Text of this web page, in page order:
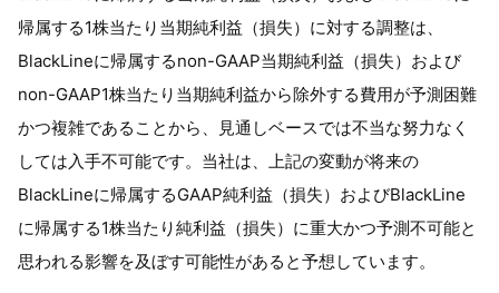
帰属する1株当たり当期純利益（損失）に対する調整は、
BlackLineに帰属するnon-GAAP当期純利益（損失）および
non-GAAP1株当たり当期純利益から除外する費用が予測困難
かつ複雑であることから、見通しベースでは不当な努力なく
しては入手不可能です。当社は、上記の変動が将来の
BlackLineに帰属するGAAP純利益（損失）およびBlackLine
に帰属する1株当たり純利益（損失）に重大かつ予測不可能と
思われる影響を及ぼす可能性があると予想しています。